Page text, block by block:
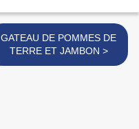
GATEAU DE POMMES DE
TERRE ET JAMBON >